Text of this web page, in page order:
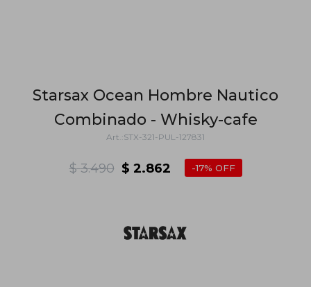
Starsax Ocean Hombre Nautico
Combinado - Whisky-cafe
STX-321-PUL-127831
$ 2.862
$ 3.490 17